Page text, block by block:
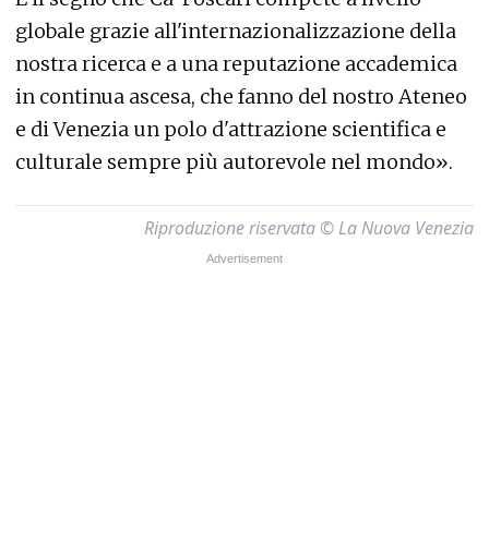
globale grazie all'internazionalizzazione della
nostra ricerca e a una reputazione accademica
in continua ascesa, che fanno del nostro Ateneo
e di Venezia un polo d'attrazione scientifica e
culturale sempre più autorevole nel mondo».
Riproduzione riservata © La Nuova Venezia